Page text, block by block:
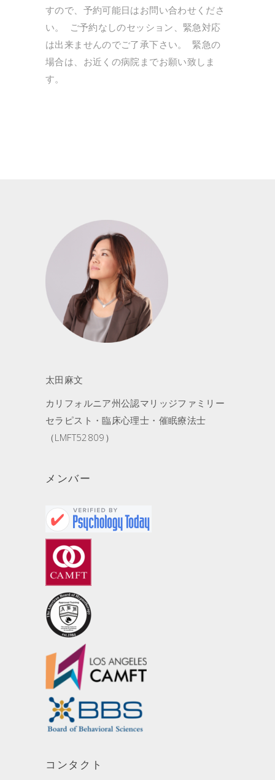
すので、予約可能日はお問い合わせくださ
い。 ご予約なしのセッション、緊急対応
は出来ませんのでご了承下さい。 緊急の
場合は、お近くの病院までお願い致しま
す。
太田麻文
カリフォルニア州公認マリッジファミリー
セラピスト・臨床心理士・催眠療法士
（LMFT52809）
メンバー
コンタクト